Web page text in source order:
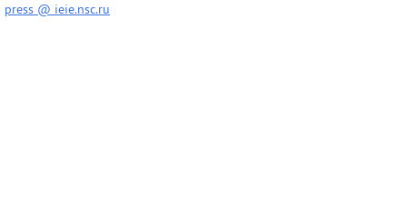
press @ ieie.nsc.ru